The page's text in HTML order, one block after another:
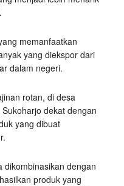
memanfaatkan
yang diekspor dari
dalam negeri.
rotan, di desa
dekat dengan
yang dibuat
dikombinasikan dengan
produk yang